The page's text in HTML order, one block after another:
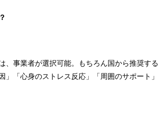
、事業者が選択可能。もちろん国から推奨す
」「心身のストレス反応」「周囲のサポート